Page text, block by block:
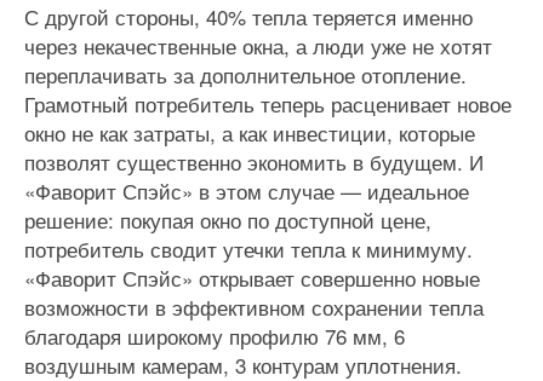
С другой стороны, 40% тепла теряется именно
через некачественные окна, а люди уже не хотят
переплачивать за дополнительное отопление.
Грамотный потребитель теперь расценивает новое
окно не как затраты, а как инвестиции, которые
позволят существенно экономить в будущем. И
«Фаворит Спэйс» в этом случае — идеальное
решение: покупая окно по доступной цене,
потребитель сводит утечки тепла к минимуму.
«Фаворит Спэйс» открывает совершенно новые
возможности в эффективном сохранении тепла
благодаря широкому профилю 76 мм, 6
воздушным камерам, 3 контурам уплотнения.